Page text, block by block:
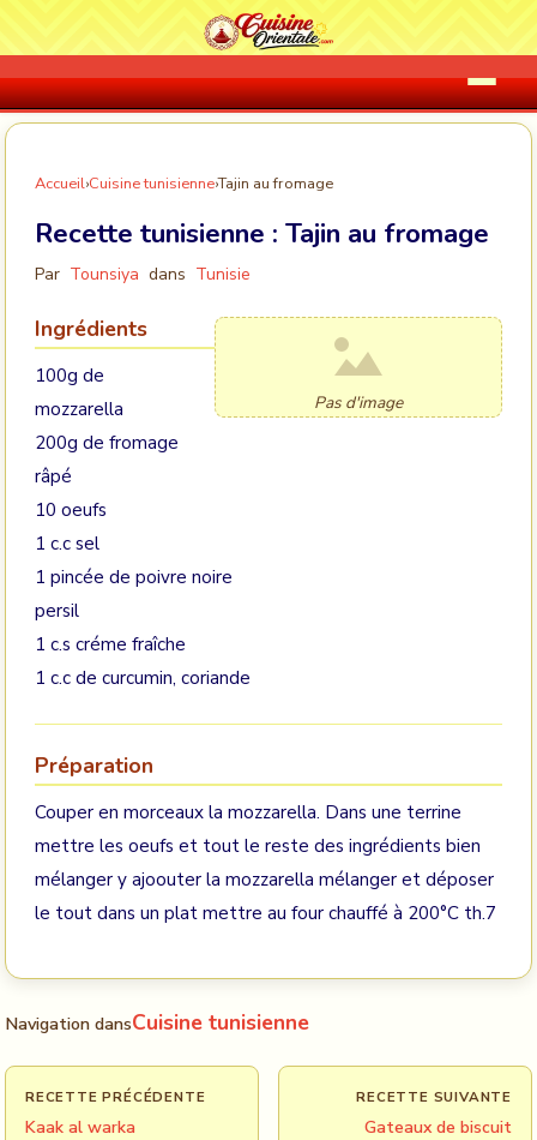
Accueil›Cuisine tunisienne›Tajin au fromage
Recette tunisienne : Tajin au fromage
Par Tounsiya dans Tunisie
Pas d'image
Ingrédients
100g de
mozzarella
200g de fromage
râpé
10 oeufs
1 c.c sel
1 pincée de poivre noire
persil
1 c.s créme fraîche
1 c.c de curcumin, coriande
Préparation
Couper en morceaux la mozzarella. Dans une terrine
mettre les oeufs et tout le reste des ingrédients bien
mélanger y ajoouter la mozzarella mélanger et déposer
le tout dans un plat mettre au four chauffé à 200°C th.7
Navigation dansCuisine tunisienne
RECETTE PRÉCÉDENTE
Kaak al warka
RECETTE SUIVANTE
Gateaux de biscuit